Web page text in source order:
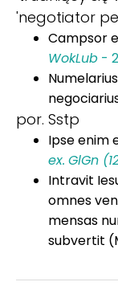
'negotiator
Campsor
WokLub -
por. Sstp
Ipse enim
ex. GlGn
Intravit
omnes
mensas
subvertit